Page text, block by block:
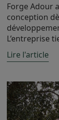
Forge Adour
conception
L’entreprise
Lire l'article